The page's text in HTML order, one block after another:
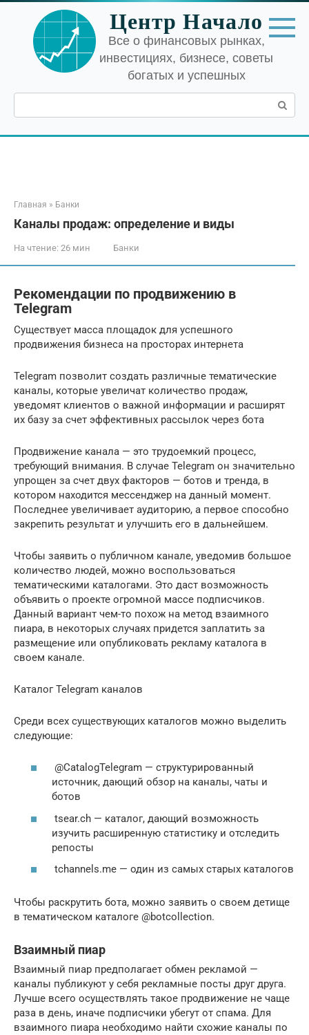
Перейти
контенту
Центр Начало
Все о финансовых рынках,
инвестициях, бизнесе, советы
богатых и успешных
Поиск:
Главная » Банки
Каналы продаж: определение и виды
На чтение: 26 мин Банки
Рекомендации по продвижению в
Telegram
Существует масса площадок для успешного
продвижения бизнеса на просторах интернета
Telegram позволит создать различные тематические
каналы, которые увеличат количество продаж,
уведомят клиентов о важной информации и расширят
их базу за счет эффективных рассылок через бота
Продвижение канала — это трудоемкий процесс,
требующий внимания. В случае Telegram он значительно
упрощен за счет двух факторов — ботов и тренда, в
котором находится мессенджер на данный момент.
Последнее увеличивает аудиторию, а первое способно
закрепить результат и улучшить его в дальнейшем.
Чтобы заявить о публичном канале, уведомив большое
количество людей, можно воспользоваться
тематическими каталогами. Это даст возможность
объявить о проекте огромной массе подписчиков.
Данный вариант чем-то похож на метод взаимного
пиара, в некоторых случаях придется заплатить за
размещение или опубликовать рекламу каталога в
своем канале.
Каталог Telegram каналов
Среди всех существующих каталогов можно выделить
следующие:
@CatalogTelegram — структурированный
источник, дающий обзор на каналы, чаты и
ботов
tsear.ch — каталог, дающий возможность
изучить расширенную статистику и отследить
репосты
tchannels.me — один из самых старых каталогов
Чтобы раскрутить бота, можно заявить о своем детище
в тематическом каталоге @botcollection.
Взаимный пиар
Взаимный пиар предполагает обмен рекламой —
каналы публикуют у себя рекламные посты друг друга.
Лучше всего осуществлять такое продвижение не чаще
раза в день, иначе подписчики убегут от спама. Для
взаимного пиара необходимо найти схожие каналы по